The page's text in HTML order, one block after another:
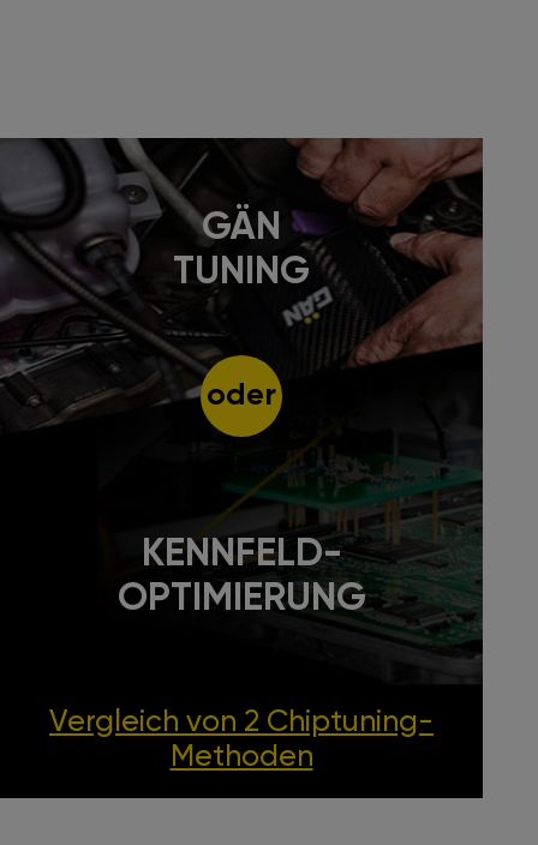
GÄN
TUNING
oder
KENNFELD-
OPTIMIERUNG
Vergleich von 2 Chiptuning-
Methoden